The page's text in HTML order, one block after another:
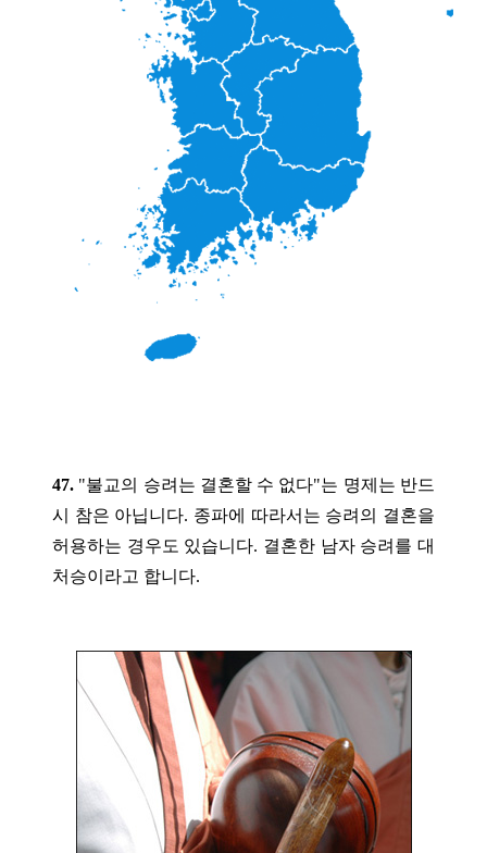
47. "불교의 승려는 결혼할 수 없다"는 명제는 반드
시 참은 아닙니다. 종파에 따라서는 승려의 결혼을
허용하는 경우도 있습니다. 결혼한 남자 승려를 대
처승이라고 합니다.